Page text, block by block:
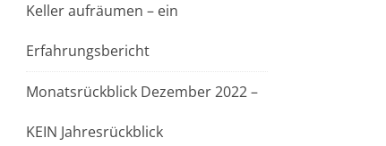
Keller aufräumen – ein
Erfahrungsbericht
Monatsrückblick Dezember 2022 –
KEIN Jahresrückblick